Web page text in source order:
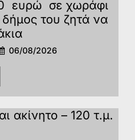
ευρώ σε χωράφι
του ζητά να
06/08/2026
ακίνητο – 120 τ.μ.